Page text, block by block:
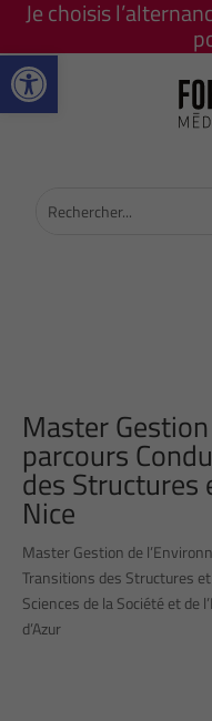
Ouvrir la barre d’outils
Je choisis
Master
parcours
des Structures
Nice
Master Gestion de
Transitions des Structures
Sciences de la Société et
d’Azur